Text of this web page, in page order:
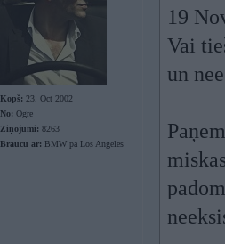
Kopš: 23. Oct 2002
No: Ogre
Ziņojumi: 8263
Braucu ar: BMW pa Los Angeles
19
Vai
un